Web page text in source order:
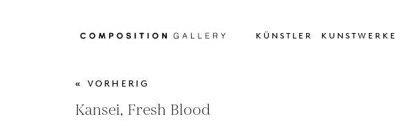
KÜNSTLER KUNSTWERKE
« VORHERIG
Kansei, Fresh Blood